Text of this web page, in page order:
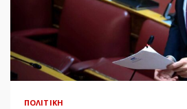
ΠΟΛΙΤΙΚΉ